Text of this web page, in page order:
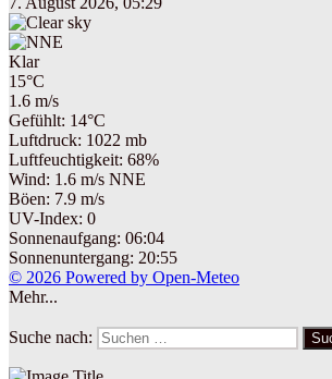
Klar
15°C
1.6 m/s
Gefühlt: 14°C
Luftdruck: 1022 mb
Luftfeuchtigkeit: 68%
Wind: 1.6 m/s NNE
Böen: 7.9 m/s
UV-Index: 0
Sonnenaufgang: 06:04
Sonnenuntergang: 20:55
© 2026 Powered by Open-Meteo
Mehr...
Suche nach: